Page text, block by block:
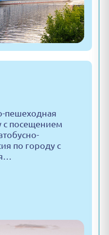
пешеходная
с посещением
по городу с